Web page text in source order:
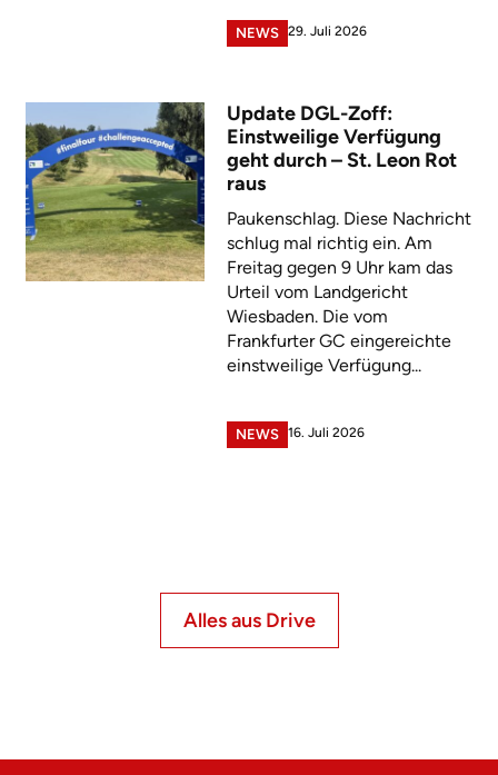
NEWS 29. Juli 2026
Update DGL-Zoff:
Einstweilige Verfügung
geht durch – St. Leon Rot
raus
Paukenschlag. Diese Nachricht
schlug mal richtig ein. Am
Freitag gegen 9 Uhr kam das
Urteil vom Landgericht
Wiesbaden. Die vom
Frankfurter GC eingereichte
einstweilige Verfügung...
NEWS 16. Juli 2026
Alles aus Drive